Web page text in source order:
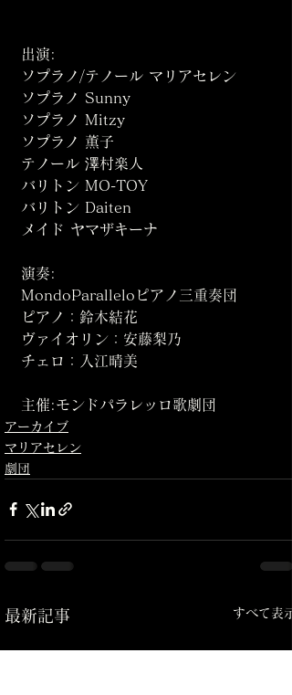
出演:
ソプラノ/テノール マリアセレン
ソプラノ Sunny
ソプラノ Mitzy
ソプラノ 薫子
テノール 澤村楽人
バリトン MO-TOY
バリトン Daiten
メイド ヤマザキーナ
演奏:
MondoParalleloピアノ三重奏団
ピアノ：鈴木結花
ヴァイオリン：安藤梨乃
チェロ：入江晴美
主催:モンドパラレッロ歌劇団
アーカイブ
マリアセレン
劇団
最新記事 すべて表示